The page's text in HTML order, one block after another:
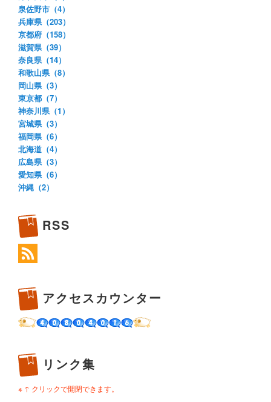
泉佐野市（4）
兵庫県（203）
京都府（158）
滋賀県（39）
奈良県（14）
和歌山県（8）
岡山県（3）
東京都（7）
神奈川県（1）
宮城県（3）
福岡県（6）
北海道（4）
広島県（3）
愛知県（6）
沖縄（2）
RSS
アクセスカウンター
リンク集
※ ↑ クリックで開閉できます。